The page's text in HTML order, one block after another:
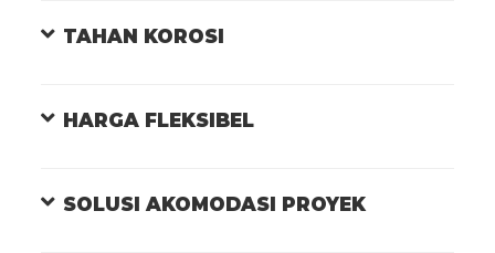
TAHAN KOROSI
HARGA FLEKSIBEL
SOLUSI AKOMODASI PROYEK